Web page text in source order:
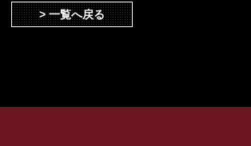
> 一覧へ戻る